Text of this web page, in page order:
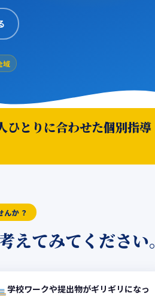
域
とりに合わせた個別指導
んか？
えてみてください。
学校ワークや提出物がギリギリになっ